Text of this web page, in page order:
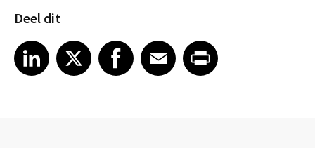
Deel dit
Share article on LinkedIn
LinkedIn
Share article on XShare article on Facebook
Facebook
Share article on Email
EmailShare article on Print